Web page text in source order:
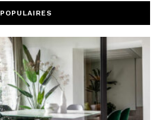
POPULAIRES